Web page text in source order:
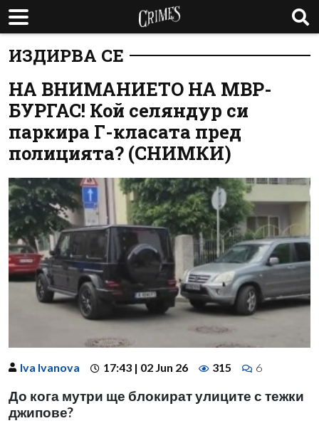
ИЗДИРВА СЕ
НА ВНИМАНИЕТО НА МВР-
БУРГАС! Кой селяндур си
паркира Г-класата пред
полицията? (СНИМКИ)
Iva Ivanova 17:43 | 02 Jun 26 315 6
До кога мутри ще блокират улиците с тежки
джипове?